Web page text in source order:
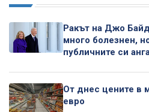
Ракът на Джо
много болезнен,
публичните си
От днес цените в
евро